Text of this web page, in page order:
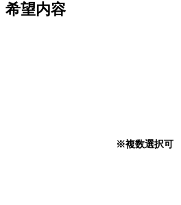
希望内容
※複数選択可